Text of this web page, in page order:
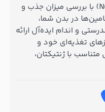
چکاپ ژنتیکی تغذیه (NutritionX) با بررسی میزان جذب و
در بدن شما،
و اندام ایده‌آل ارائه
تغذیه‌ای خود و
با ژنتیکتان،